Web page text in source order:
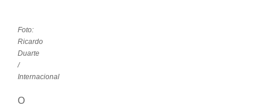
Foto:
Ricardo
Duarte
/
Internacional
O